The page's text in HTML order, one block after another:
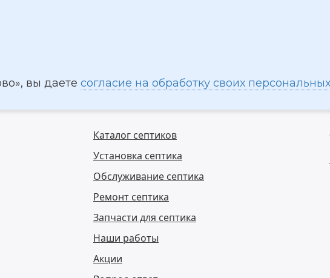
вы даете согласие на обработку своих
Каталог септиков
Установка септика
Обслуживание септика
Ремонт септика
Запчасти для септика
Наши работы
Акции